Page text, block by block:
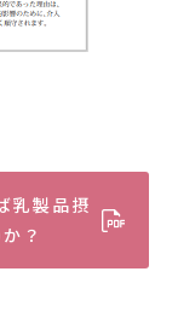
乳製品摂
？